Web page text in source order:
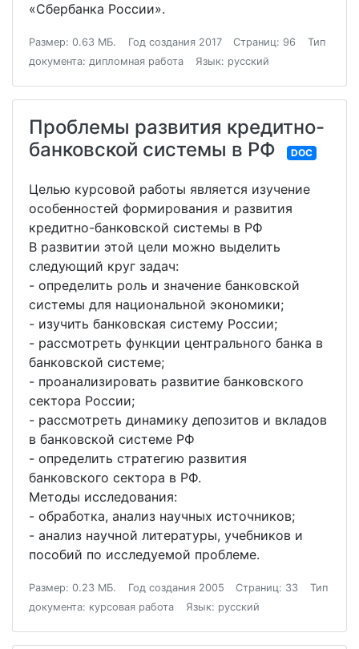
«Сбербанка России».
Размер: 0.63 МБ. Год создания 2017 Страниц: 96
Тип
документа: дипломная работа
Язык: русский
Проблемы развития кредитно-
банковской системы в РФ
DOC
Целью курсовой работы является изучение
особенностей формирования и развития
кредитно-банковской системы в РФ
В развитии этой цели можно выделить
следующий круг задач:
- определить роль и значение банковской
системы для национальной экономики;
- изучить банковская систему России;
- рассмотреть функции центрального банка в
банковской системе;
- проанализировать развитие банковского
сектора России;
- рассмотреть динамику депозитов и вкладов
в банковской системе РФ
- определить стратегию развития
банковского сектора в РФ.
Методы исследования:
- обработка, анализ научных источников;
- анализ научной литературы, учебников и
пособий по исследуемой проблеме.
Размер: 0.23 МБ. Год создания 2005 Страниц: 33
Тип
документа: курсовая работа
Язык: русский